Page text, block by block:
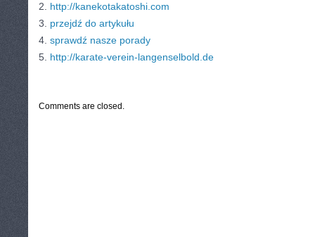
2. http://kanekotakatoshi.com
3. przejdź do artykułu
4. sprawdź nasze porady
5. http://karate-verein-langenselbold.de
Comments are closed.